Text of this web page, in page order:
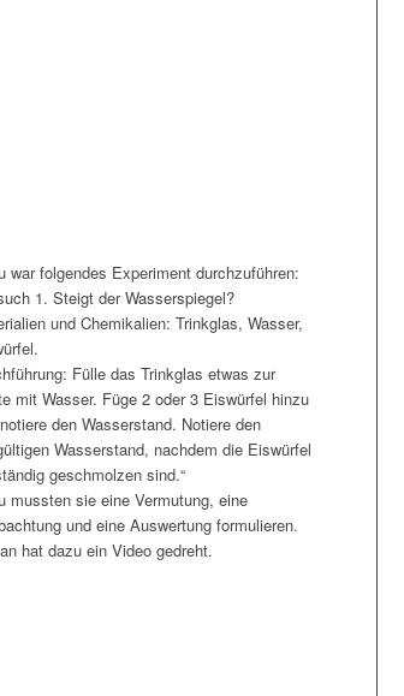
war folgendes Experiment durchzuführen:
1. Steigt der Wasserspiegel?
und Chemikalien: Trinkglas, Wasser,
Fülle das Trinkglas etwas zur
mit Wasser. Füge 2 oder 3 Eiswürfel hinzu
den Wasserstand. Notiere den
Wasserstand, nachdem die Eiswürfel
geschmolzen sind.“
mussten sie eine Vermutung, eine
und eine Auswertung formulieren.
hat dazu ein Video gedreht.